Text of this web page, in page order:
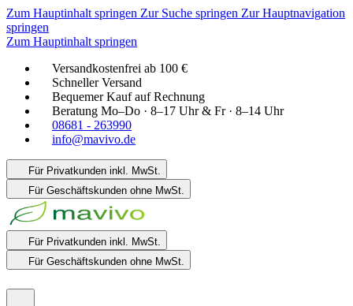
Zum Hauptinhalt springen Zur Suche springen Zur Hauptnavigation
springen
Zum Hauptinhalt springen
Versandkostenfrei ab 100 €
Schneller Versand
Bequemer Kauf auf Rechnung
Beratung Mo–Do · 8–17 Uhr & Fr · 8–14 Uhr
08681 - 263990
info@mavivo.de
Für Privatkunden inkl. MwSt.
Für Geschäftskunden ohne MwSt.
Für Privatkunden inkl. MwSt.
Für Geschäftskunden ohne MwSt.